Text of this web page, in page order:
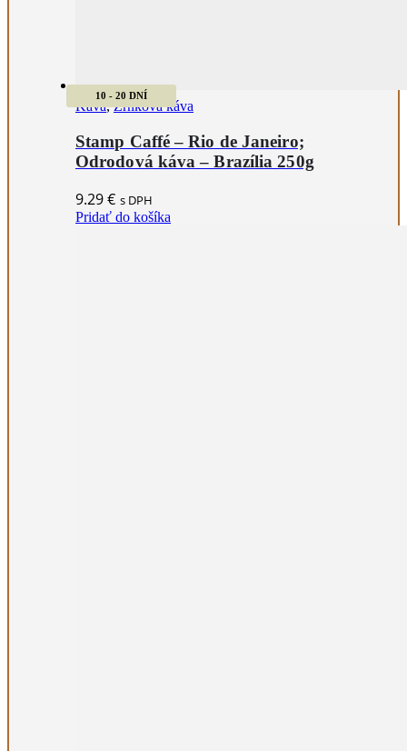
10 - 20 DNÍ
Káva,Zrnková káva
Stamp Caffé – Rio de Janeiro;
Odrodová káva – Brazília 250g
9.29€ s DPH
Pridať do košíka